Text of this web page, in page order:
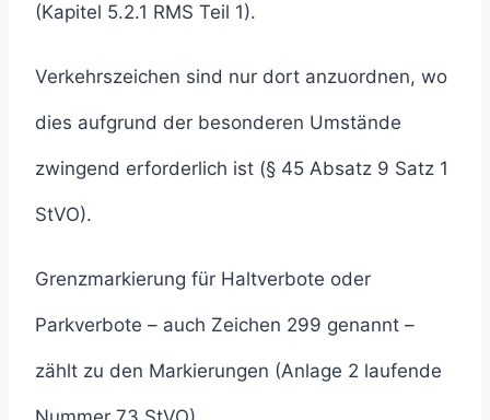
(Kapitel 5.2.1 RMS Teil 1).
Verkehrszeichen sind nur dort anzuordnen, wo
dies aufgrund der besonderen Umstände
zwingend erforderlich ist (§ 45 Absatz 9 Satz 1
StVO).
Grenzmarkierung für Haltverbote oder
Parkverbote – auch Zeichen 299 genannt –
zählt zu den Markierungen (Anlage 2 laufende